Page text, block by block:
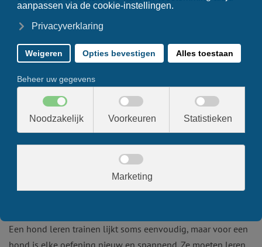
Waarom stap voor stap trainen zo
Een hond leren trainen lijkt soms eenvoudig, maar voor een
hond is elke oefening nieuw en spannend. Ze moeten leren